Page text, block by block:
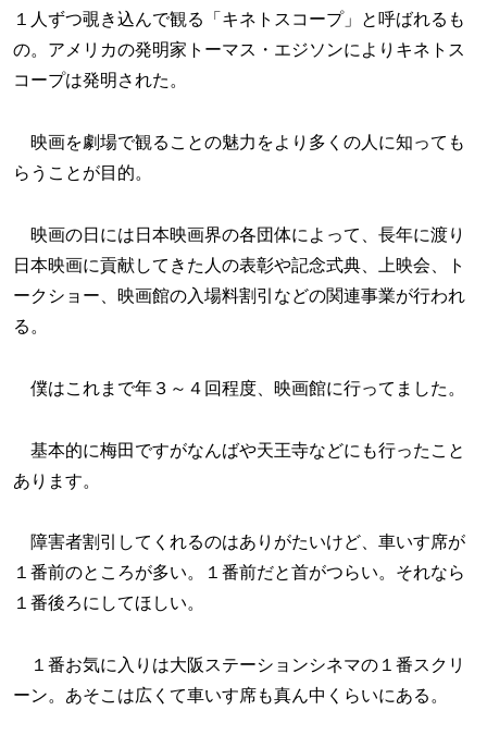
１人ずつ覗き込んで観る「キネトスコープ」と呼ばれるも
の。アメリカの発明家トーマス・エジソンによりキネトス
コープは発明された。
映画を劇場で観ることの魅力をより多くの人に知っても
らうことが目的。
映画の日には日本映画界の各団体によって、長年に渡り
日本映画に貢献してきた人の表彰や記念式典、上映会、ト
ークショー、映画館の入場料割引などの関連事業が行われ
る。
僕はこれまで年３～４回程度、映画館に行ってました。
基本的に梅田ですがなんばや天王寺などにも行ったこと
あります。
障害者割引してくれるのはありがたいけど、車いす席が
１番前のところが多い。１番前だと首がつらい。それなら
１番後ろにしてほしい。
１番お気に入りは大阪ステーションシネマの１番スクリ
ーン。あそこは広くて車いす席も真ん中くらいにある。